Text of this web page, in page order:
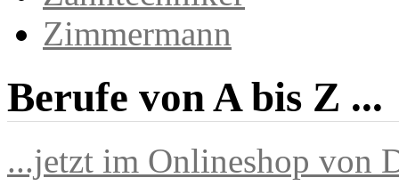
Zimmermann
Berufe von A bis Z ...
...jetzt im Onlineshop von